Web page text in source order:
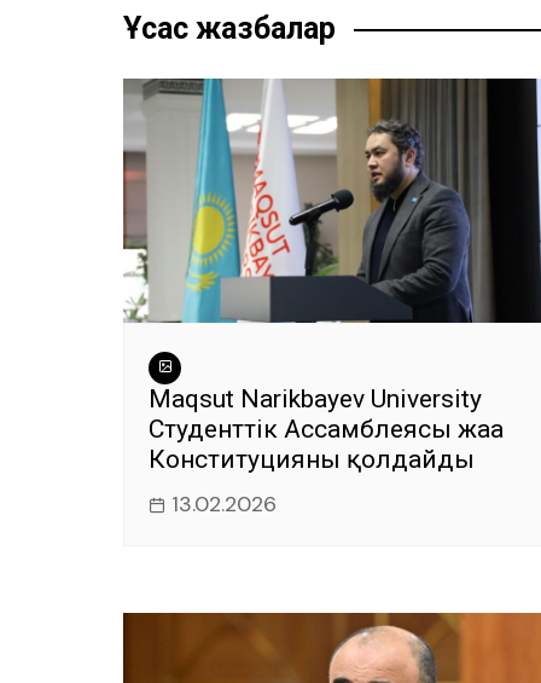
o
k
p
p
m g
записям
Ұқсас жазбалар
Maqsut Narikbayev University
Студенттік Ассамблеясы жаңа
Конституцияны қолдайды
13.02.2026